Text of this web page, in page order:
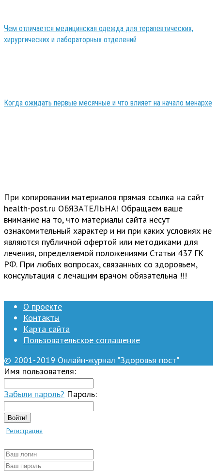
Чем отличается медицинская одежда для терапевтических,
хирургических и лабораторных отделений
Когда ожидать первые месячные и что влияет на начало менархе
При копировании материалов прямая ссылка на сайт
health-post.ru ОБЯЗАТЕЛЬНА! Обращаем ваше
внимание на то, что материалы сайта несут
ознакомительный характер и ни при каких условиях не
являются публичной офертой или методиками для
лечения, определяемой положениями Статьи 437 ГК
РФ. При любых вопросах, связанных со здоровьем,
консультация с лечащим врачом обязательна !!!
О проекте
Контакты
Карта сайта
Пользовательское соглашение
© 2001-2019 Онлайн-журнал "Здоровья пост"
Имя пользователя:
Забыли пароль? Пароль:
Войти!
Регистрация